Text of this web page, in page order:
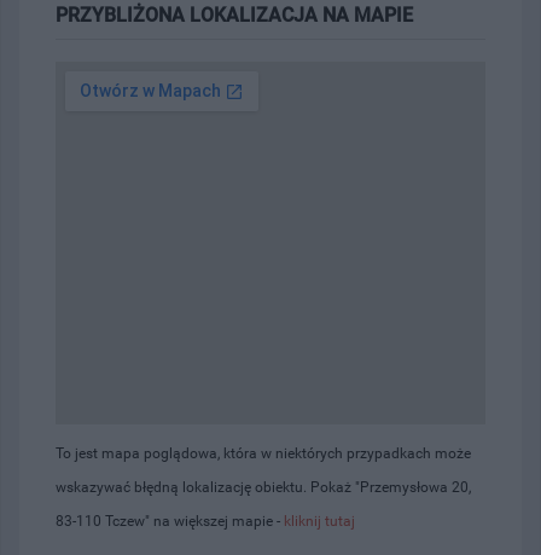
PRZYBLIŻONA LOKALIZACJA NA MAPIE
To jest mapa poglądowa, która w niektórych przypadkach może
wskazywać błędną lokalizację obiektu. Pokaż "Przemysłowa 20,
83-110 Tczew" na większej mapie - kliknij tutaj